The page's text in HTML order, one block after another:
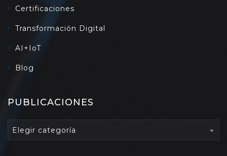
Certificaciones
Transformación Digital
AI+IoT
Blog
PUBLICACIONES
PUBLICACIONES
Elegir categoría